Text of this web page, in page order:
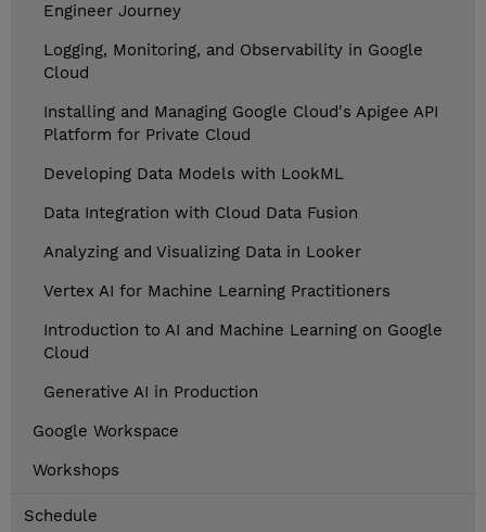
Engineer Journey
Logging, Monitoring, and Observability in Google
Cloud
Installing and Managing Google Cloud's Apigee API
Platform for Private Cloud
Developing Data Models with LookML
Data Integration with Cloud Data Fusion
Analyzing and Visualizing Data in Looker
Vertex AI for Machine Learning Practitioners
Introduction to AI and Machine Learning on Google
Cloud
Generative AI in Production
Google Workspace
Workshops
Schedule